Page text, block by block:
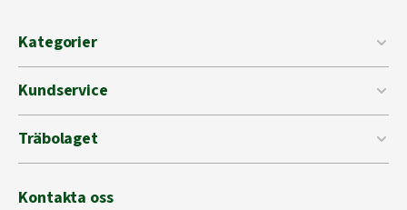
Kategorier
Kundservice
Träbolaget
Kontakta oss